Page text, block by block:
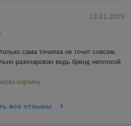
13.01.2025
сама точилка не точит совсем,
разочарован ведь бренд неплохой
корзину
все отзывы